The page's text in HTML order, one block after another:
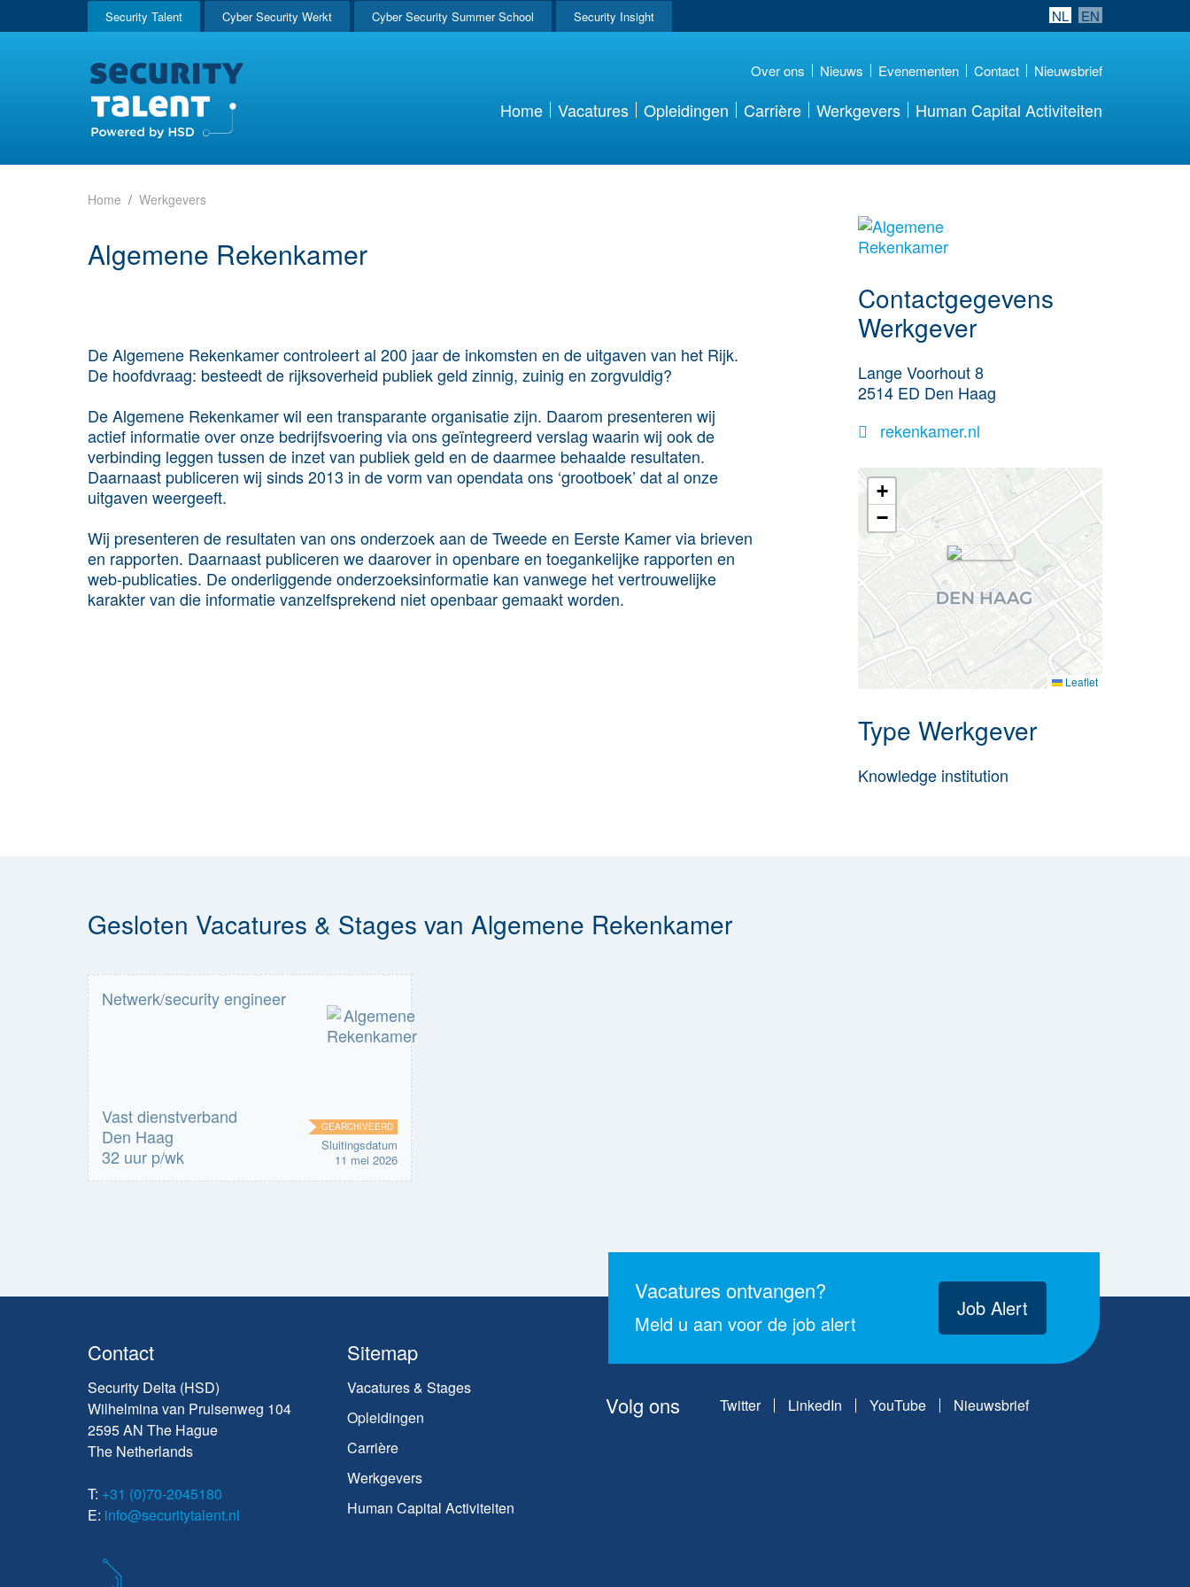
Security Talent Cyber Security Werkt Cyber Security Summer School Security Insight NL EN
Over ons Nieuws Evenementen Contact Nieuwsbrief
Home Vacatures Opleidingen Carrière Werkgevers Human Capital Activiteiten
Home Werkgevers
Algemene Rekenkamer
De Algemene Rekenkamer controleert al 200 jaar de inkomsten en de uitgaven van het Rijk.
De hoofdvraag: besteedt de rijksoverheid publiek geld zinnig, zuinig en zorgvuldig?
De Algemene Rekenkamer wil een transparante organisatie zijn. Daarom presenteren wij
actief informatie over onze bedrijfsvoering via ons geïntegreerd verslag waarin wij ook de
verbinding leggen tussen de inzet van publiek geld en de daarmee behaalde resultaten.
Daarnaast publiceren wij sinds 2013 in de vorm van opendata ons ‘grootboek’ dat al onze
uitgaven weergeeft.
Wij presenteren de resultaten van ons onderzoek aan de Tweede en Eerste Kamer via brieven
en rapporten. Daarnaast publiceren we daarover in openbare en toegankelijke rapporten en
web-publicaties. De onderliggende onderzoeksinformatie kan vanwege het vertrouwelijke
karakter van die informatie vanzelfsprekend niet openbaar gemaakt worden.
ga naar website
Contactgegevens
Werkgever
Lange Voorhout 8
2514 ED Den Haag
rekenkamer.nl
+
−
Leaflet
Type Werkgever
Knowledge institution
Gesloten Vacatures & Stages van Algemene Rekenkamer
Netwerk/security engineer
Vast dienstverband
Den Haag
32 uur p/wk
GEARCHIVEERD
Sluitingsdatum
11 mei 2026
Vacatures ontvangen?
Meld u aan voor de job alert
Job Alert
Contact
Security Delta (HSD)
Wilhelmina van Pruisenweg 104
2595 AN The Hague
The Netherlands
T: +31 (0)70-2045180
E: info@securitytalent.nl
Sitemap
Vacatures & Stages
Opleidingen
Carrière
Werkgevers
Human Capital Activiteiten
Volg ons Twitter LinkedIn YouTube Nieuwsbrief